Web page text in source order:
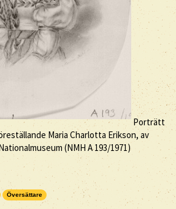
Porträtt
Maria Charlotta Erikson, av
(NMH A 193/1971)
Översättare